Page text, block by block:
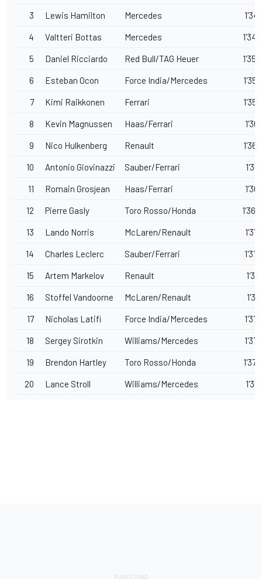
3 Lewis Hamilton Mercedes
4 Valtteri Bottas Mercedes
5 Daniel Ricciardo Red Bull/TAG Heuer
6 Esteban Ocon Force India/Mercedes
7 Kimi Raikkonen Ferrari
8 Kevin Magnussen Haas/Ferrari
9 Nico Hulkenberg Renault
10 Antonio Giovinazzi Sauber/Ferrari
11 Romain Grosjean Haas/Ferrari
12 Pierre Gasly Toro Rosso/Honda
13 Lando Norris McLaren/Renault
14 Charles Leclerc Sauber/Ferrari
15 Artem Markelov Renault
16 Stoffel Vandoorne McLaren/Renault
17 Nicholas Latifi Force India/Mercedes
18 Sergey Sirotkin Williams/Mercedes
19 Brendon Hartley Toro Rosso/Honda
20 Lance Stroll Williams/Mercedes